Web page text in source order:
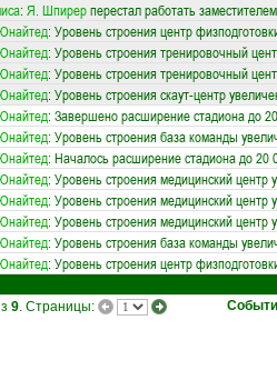
: Я. Шпирерперестал работать
: Уровень строения центр
: Уровень строения тренировочный
: Уровень строения тренировочный
: Уровень строения скаут-центр
: Завершено расширение стадиона до
: Уровень строения база команды
: Началось расширение стадиона до 20
: Уровень строения медицинский центр
: Уровень строения медицинский центр
: Уровень строения медицинский центр
: Уровень строения база команды
: Уровень строения центр
9. Страницы: